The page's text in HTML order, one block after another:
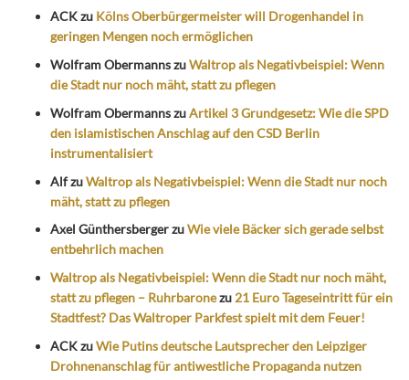
ACKzu Kölns Oberbürgermeister will Drogenhandel in
geringen Mengen noch ermöglichen
Wolfram ObermannszuWaltrop als Negativbeispiel: Wenn
die Stadt nur noch mäht, statt zu pflegen
Wolfram ObermannszuArtikel 3 Grundgesetz: Wie die SPD
den islamistischen Anschlag auf den CSD Berlin
instrumentalisiert
AlfzuWaltrop als Negativbeispiel: Wenn die Stadt nur noch
mäht, statt zu pflegen
Axel GünthersbergerzuWie viele Bäcker sich gerade selbst
entbehrlich machen
Waltrop als Negativbeispiel: Wenn die Stadt nur noch mäht,
statt zu pflegen – Ruhrbaronezu 21 Euro Tageseintritt für ein
Stadtfest? Das Waltroper Parkfest spielt mit dem Feuer!
ACKzuWie Putins deutsche Lautsprecher den Leipziger
Drohnenanschlag für antiwestliche Propaganda nutzen